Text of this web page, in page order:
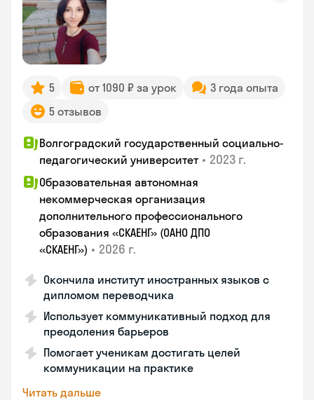
5 от 1090 ₽ за урок
3 года опыта
5 отзывов
Волгоградский государственный социально-
педагогический университет • 2023 г.
Образовательная автономная
некоммерческая организация
дополнительного профессионального
образования «СКАЕНГ» (ОАНО ДПО
«СКАЕНГ») • 2026 г.
Окончила институт иностранных языков с
дипломом переводчика
Использует коммуникативный подход для
преодоления барьеров
Помогает ученикам достигать целей
коммуникации на практике
Читать дальше